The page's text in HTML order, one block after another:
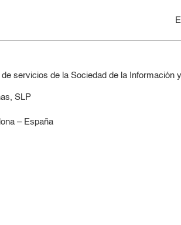
servicios de la Sociedad de la
SLP
– España